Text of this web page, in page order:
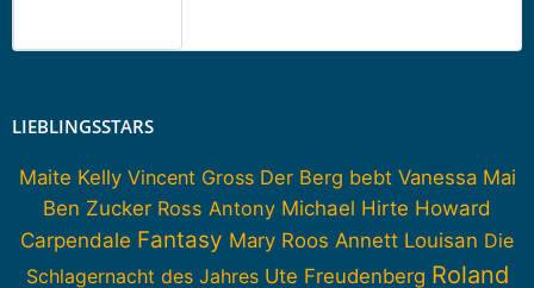
LIEBLINGSSTARS
Maite Kelly Vincent Gross Der Berg bebt Vanessa Mai
Ben Zucker Ross Antony Michael Hirte Howard
Carpendale Fantasy Mary Roos Annett Louisan Die
Schlagernacht des Jahres Ute Freudenberg Roland